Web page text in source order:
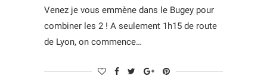
Venez je vous emmène dans le Bugey pour
combiner les 2 ! A seulement 1h15 de route
de Lyon, on commence…